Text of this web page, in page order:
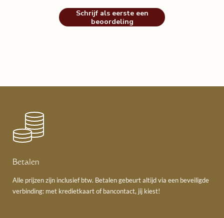
Schrijf als eerste een
beoordeling
Betalen
Alle prijzen zijn inclusief btw. Betalen gebeurt altijd via een beveiligde
verbinding: met kredietkaart of bancontact, jij kiest!